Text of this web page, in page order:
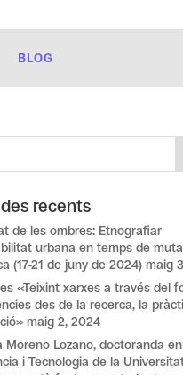
BLOG
recents
de les ombres: Etnografiar
urbana en temps de
(17-21 de juny de 2024) maig
«Teixint xarxes a través del
des de la recerca, la
maig 2, 2024
Moreno Lozano, doctoranda
i Tecnologia de la